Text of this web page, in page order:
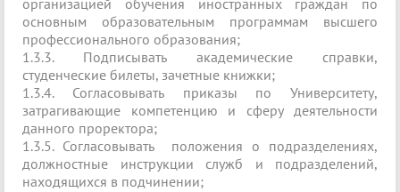
организацией обучения иностранных граждан по
основным образовательным программам высшего
профессионального образования;
1.3.3. Подписывать академические справки,
студенческие билеты, зачетные книжки;
1.3.4. Согласовывать приказы по Университету,
затрагивающие компетенцию и сферу деятельности
данного проректора;
1.3.5. Согласовывать положения о подразделениях,
должностные инструкции служб и подразделений,
находящихся в подчинении;